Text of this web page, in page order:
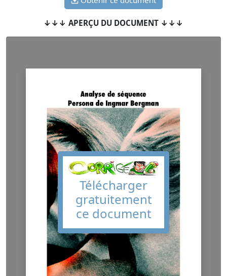
↓↓↓ APERÇU DU DOCUMENT ↓↓↓
Télécharger
gratuitement
ce document